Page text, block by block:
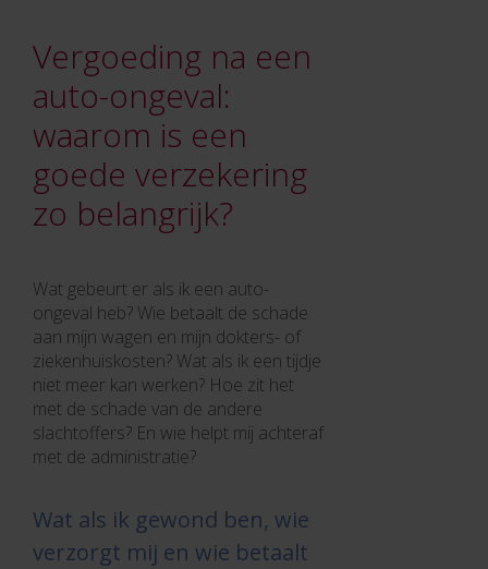
Vergoeding na een
auto-ongeval:
waarom is een
goede verzekering
zo belangrijk?
Wat gebeurt er als ik een auto-
ongeval heb? Wie betaalt de schade
aan mijn wagen en mijn dokters- of
ziekenhuiskosten? Wat als ik een tijdje
niet meer kan werken? Hoe zit het
met de schade van de andere
slachtoffers? En wie helpt mij achteraf
met de administratie?
Wat als ik gewond ben, wie
verzorgt mij en wie betaalt